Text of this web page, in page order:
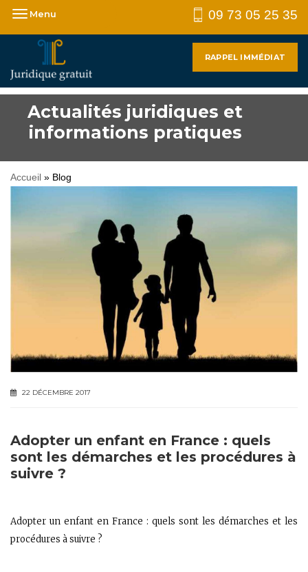
Menu 09 73 05 25 35
RAPPEL IMMÉDIAT
Actualités juridiques et
informations pratiques
Accueil » Blog
22 DÉCEMBRE 2017
Adopter un enfant en France : quels
sont les démarches et les procédures à
suivre ?
Adopter un enfant en France : quels sont les démarches et les
procédures à suivre ?